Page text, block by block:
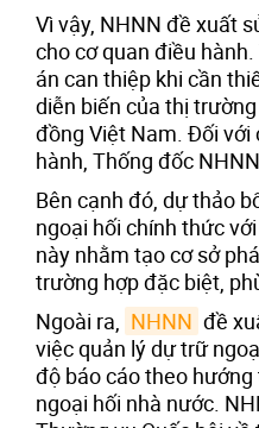
Vì vậy, NHNN đề xuất
cho cơ quan điều
án can thiệp khi cần
diễn biến của thị
đồng Việt Nam. Đối với
hành, Thống đốc
Bên cạnh đó, dự thảo
ngoại hối chính thức
này nhằm tạo cơ sở
trường hợp đặc biệt,
Ngoài ra,
NHNN đề
việc quản lý dự trữ
độ báo cáo theo
ngoại hối nhà nước.